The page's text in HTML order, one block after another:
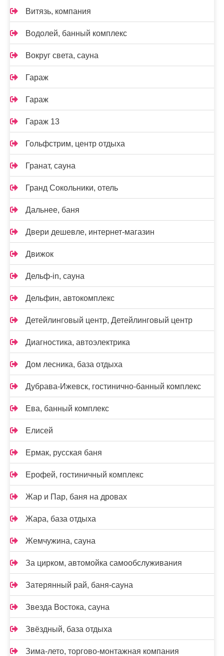
Витязь, компания
Водолей, банный комплекс
Вокруг света, сауна
Гараж
Гараж
Гараж 13
Гольфстрим, центр отдыха
Гранат, сауна
Гранд Сокольники, отель
Дальнее, баня
Двери дешевле, интернет-магазин
Движок
Дельф-in, сауна
Дельфин, автокомплекс
Детейлинговый центр, Детейлинговый центр
Диагностика, автоэлектрика
Дом лесника, база отдыха
Дубрава-Ижевск, гостинично-банный комплекс
Ева, банный комплекс
Елисей
Ермак, русская баня
Ерофей, гостиничный комплекс
Жар и Пар, баня на дровах
Жара, база отдыха
Жемчужина, сауна
За цирком, автомойка самообслуживания
Затерянный рай, баня-сауна
Звезда Востока, сауна
Звёздный, база отдыха
Зима-лето, торгово-монтажная компания